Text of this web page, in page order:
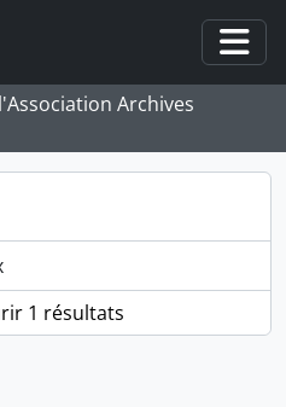
Archives
1 résultats